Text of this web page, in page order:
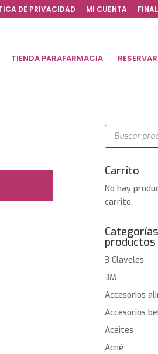
DE PRIVACIDAD MI CUENTA
TIENDA PARAFARMACIA
Búsqueda
productos
Carrito
No hay
carrito.
productos
3 Claveles
3M
Accesorios
Accesorios
Aceites
Acné